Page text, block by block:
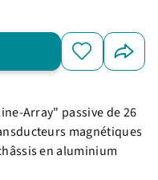
Array" passive de 26
magnétiques
en aluminium